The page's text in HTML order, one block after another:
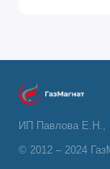
ИП Павлова Е.Н.,
© 2012 – 2024